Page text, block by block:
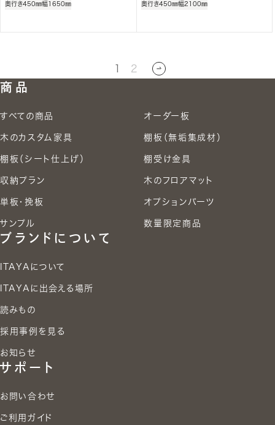
格
奥行き450㎜幅1650㎜
格
奥行き450㎜幅2100㎜
2
商品
すべての商品 オーダー板
木のカスタム家具 棚板（無垢集成材）
棚板（シート仕上げ） 棚受け金具
収納プラン 木のフロアマット
単板・挽板 オプションパーツ
サンプル 数量限定商品
ブランドについて
ITAYAについて
ITAYAに出会える場所
読みもの
採用事例を見る
お知らせ
サポート
お問い合わせ
ご利用ガイド